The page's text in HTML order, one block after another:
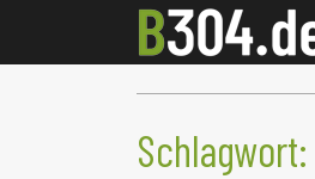
Schlagwort: